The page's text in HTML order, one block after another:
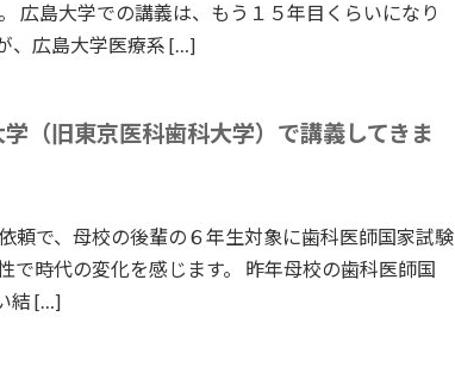
広島大学での講義は、もう１５年目くらいになり
、広島大学医療系 […]
（旧東京医科歯科大学）で講義してきま
頼で、母校の後輩の６年生対象に歯科医師国家試験
時代の変化を感じます。 昨年母校の歯科医師国
結 […]